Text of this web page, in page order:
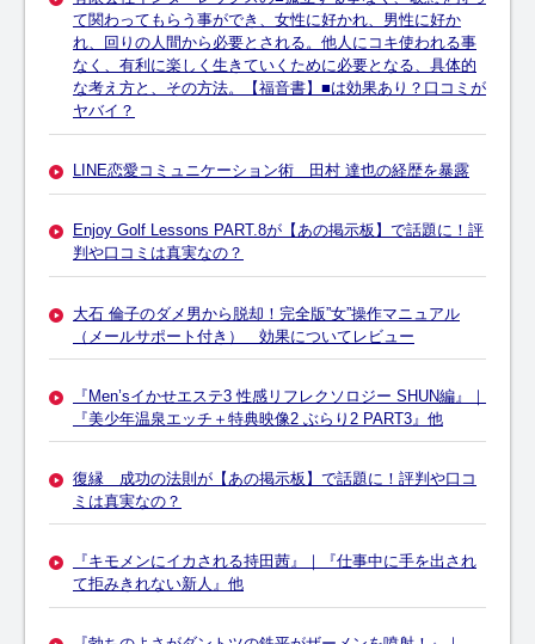
て関わってもらう事ができ、女性に好かれ、男性に好か
れ、回りの人間から必要とされる。他人にコキ使われる事
なく、有利に楽しく生きていくために必要となる、具体的
な考え方と、その方法。【福音書】■は効果あり？口コミが
ヤバイ？
LINE恋愛コミュニケーション術 田村 達也の経歴を暴露
Enjoy Golf Lessons PART.8が【あの掲示板】で話題に！評
判や口コミは真実なの？
大石 倫子のダメ男から脱却！完全版”女”操作マニュアル
（メールサポート付き） 効果についてレビュー
『Men’sイかせエステ3 性感リフレクソロジー SHUN編』｜
『美少年温泉エッチ＋特典映像2 ぶらり2 PART3』他
復縁 成功の法則が【あの掲示板】で話題に！評判や口コ
ミは真実なの？
『キモメンにイカされる持田茜』｜『仕事中に手を出され
て拒みきれない新人』他